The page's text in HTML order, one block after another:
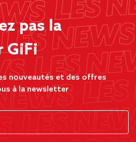
pas la
GiFi
nouveautés et des offres
à la newsletter